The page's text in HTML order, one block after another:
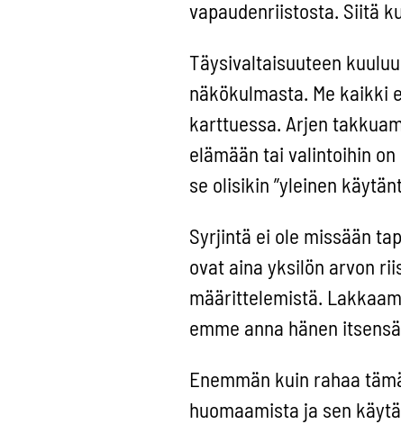
vapaudenriistosta. Siitä
Täysivaltaisuuteen
näkökulmasta. Me kaikki
karttuessa. Arjen
elämään tai valintoihin
se olisikin ”yleinen
Syrjintä ei ole missään
ovat aina yksilön arvon
määrittelemistä.
emme anna hänen
Enemmän kuin rahaa
huomaamista ja sen